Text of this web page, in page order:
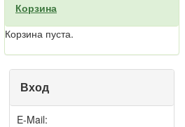
бесперебойной
работоспособностью
энергозависимые
приборы, ...
Корзина
Корзина пуста.
Вход
E-Mail: